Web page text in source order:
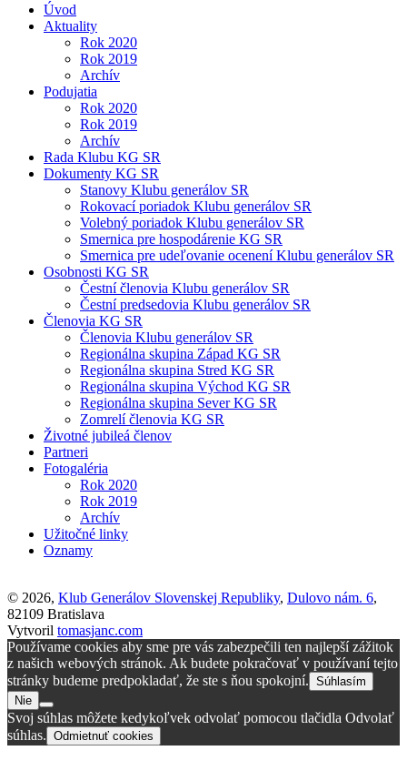
Úvod
Aktuality
Rok 2020
Rok 2019
Archív
Podujatia
Rok 2020
Rok 2019
Archív
Rada Klubu KG SR
Dokumenty KG SR
Stanovy Klubu generálov SR
Rokovací poriadok Klubu generálov SR
Volebný poriadok Klubu generálov SR
Smernica pre hospodárenie KG SR
Smernica pre udeľovanie ocenení Klubu generálov SR
Osobnosti KG SR
Čestní členovia Klubu generálov SR
Čestní predsedovia Klubu generálov SR
Členovia KG SR
Členovia Klubu generálov SR
Regionálna skupina Západ KG SR
Regionálna skupina Stred KG SR
Regionálna skupina Východ KG SR
Regionálna skupina Sever KG SR
Zomrelí členovia KG SR
Životné jubileá členov
Partneri
Fotogaléria
Rok 2020
Rok 2019
Archív
Užitočné linky
Oznamy
© 2026, Klub Generálov Slovenskej Republiky, Dulovo nám. 6,
82109 Bratislava
Vytvoril tomasjanc.com
Používame cookies aby sme pre vás zabezpečili ten najlepší zážitok
z našich webových stránok. Ak budete pokračovať v používaní tejto
stránky budeme predpokladať, že ste s ňou spokojní. Súhlasím
Nie
Svoj súhlas môžete kedykoľvek odvolať pomocou tlačidla Odvolať
súhlas. Odmietnuť cookies